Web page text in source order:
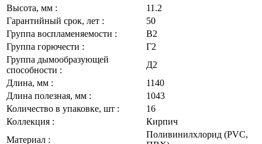
Высота, мм :
11.2
Гарантийный срок, лет :
50
Группа воспламеняемости :
В2
Группа горючести :
Г2
Группа дымообразующей
способности :
Д2
Длина, мм :
1140
Длина полезная, мм :
1043
Количество в упаковке, шт :
16
Коллекция :
Кирпич
Материал :
Поливинилхлорид (PVC,